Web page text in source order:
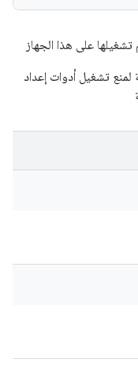
تشغيلها على هذا الجهاز
تشغيل أدوات إعداد